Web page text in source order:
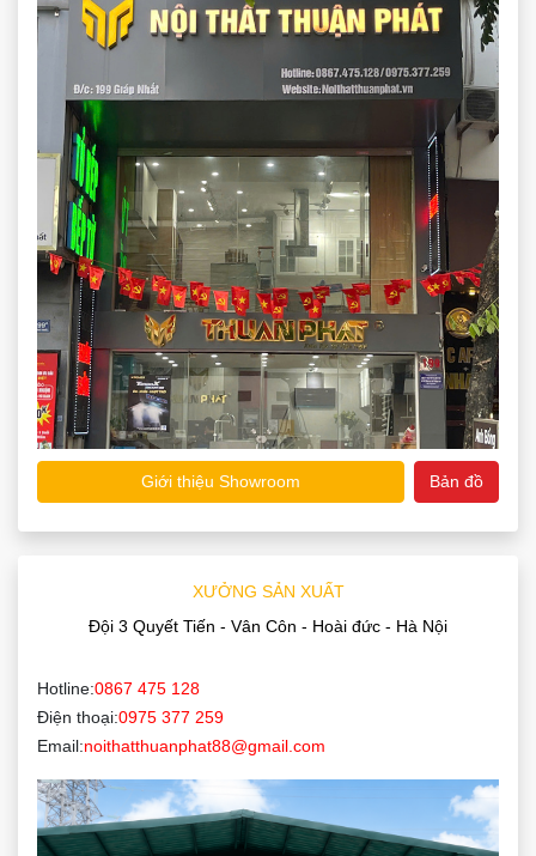
Giới thiệu Showroom Bản đồ
XƯỞNG SẢN XUẤT
Đội 3 Quyết Tiến - Vân Côn - Hoài đức - Hà Nội
Hotline:0867 475 128
Điện thoại:0975 377 259
Email:noithatthuanphat88@gmail.com